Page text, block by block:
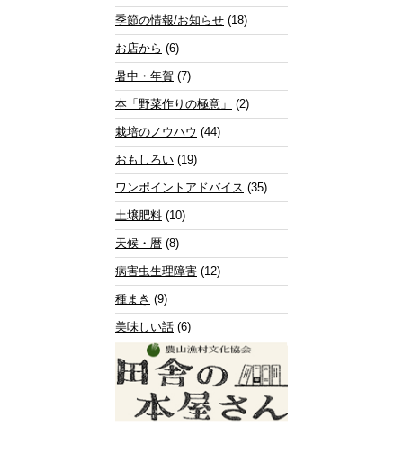
季節の情報/お知らせ (18)
お店から (6)
暑中・年賀 (7)
本「野菜作りの極意」 (2)
栽培のノウハウ (44)
おもしろい (19)
ワンポイントアドバイス (35)
土壌肥料 (10)
天候・暦 (8)
病害虫生理障害 (12)
種まき (9)
美味しい話 (6)